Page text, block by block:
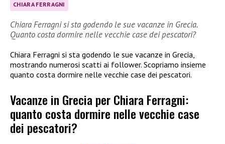
CHIARA FERRAGNI
Chiara Ferragni si sta godendo le sue vacanze in Grecia.
Quanto costa dormire nelle vecchie case dei pescatori?
Chiara Ferragni si sta godendo le sue vacanze in Grecia,
mostrando numerosi scatti ai follower. Scopriamo insieme
quanto costa dormire nelle vecchie case dei pescatori.
Vacanze in Grecia per Chiara Ferragni:
quanto costa dormire nelle vecchie case
dei pescatori?